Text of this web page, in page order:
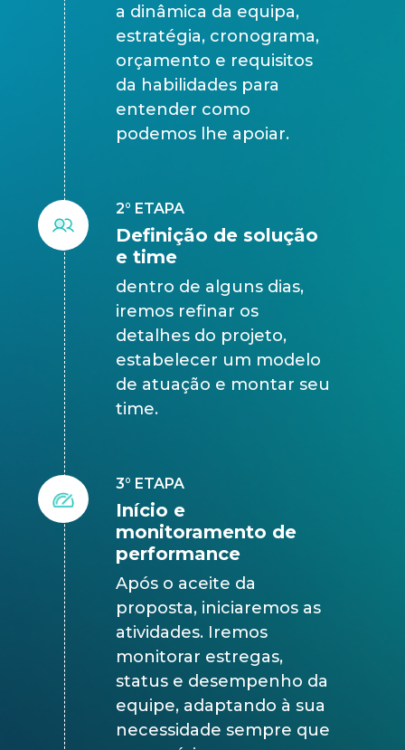
a dinâmica da equipa,
estratégia, cronograma,
orçamento e requisitos
da habilidades para
entender como
podemos lhe apoiar.
2° ETAPA
Definição de solução
e time
dentro de alguns dias,
iremos refinar os
detalhes do projeto,
estabelecer um modelo
de atuação e montar seu
time.
3° ETAPA
Início e
monitoramento de
performance
Após o aceite da
proposta, iniciaremos as
atividades. Iremos
monitorar estregas,
status e desempenho da
equipe, adaptando à sua
necessidade sempre que